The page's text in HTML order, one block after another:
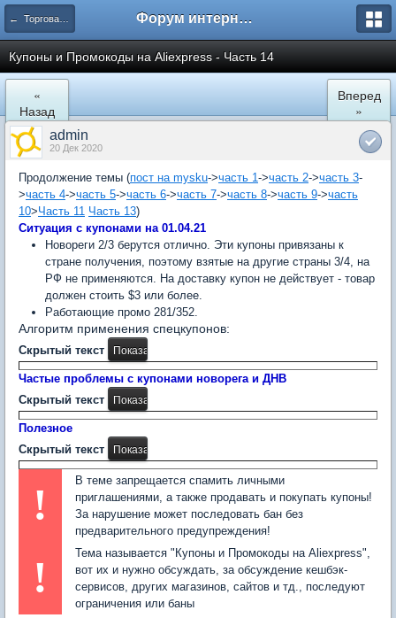
← Торговая площадка AliExpress Форум интернет покупателей
Купоны и Промокоды на Aliexpress - Часть 14
«
Назад
Вперед
»
admin
20 Дек 2020
Продолжение темы (пост на mysku->часть 1->часть 2->часть 3-
>часть 4->часть 5->часть 6->часть 7->часть 8->часть 9->часть
10>Часть 11 Часть 13)
Ситуация с купонами на 01.04.21
Новореги 2/3 берутся отлично. Эти купоны привязаны к
стране получения, поэтому взятые на другие страны 3/4, на
РФ не применяются. На доставку купон не действует - товар
должен стоить $3 или более.
Работающие промо 281/352.
Алгоритм применения спецкупонов:
Скрытый текст
Частые проблемы с купонами новорега и ДНВ
Скрытый текст
Полезное
Скрытый текст
!
В теме запрещается спамить личными
приглашениями, а также продавать и покупать купоны!
За нарушение может последовать бан без
предварительного предупреждения!
!
Тема называется "Купоны и Промокоды на Aliexpress",
вот их и нужно обсуждать, за обсуждение кешбэк-
сервисов, других магазинов, сайтов и тд., последуют
ограничения или баны